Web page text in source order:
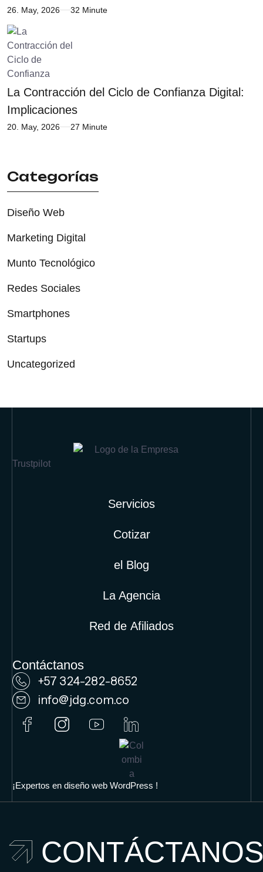
26. May, 2026 32 Minute
La Contracción del Ciclo de Confianza Digital:
Implicaciones
20. May, 2026 27 Minute
Categorías
Diseño Web
Marketing Digital
Munto Tecnológico
Redes Sociales
Smartphones
Startups
Uncategorized
Trustpilot
Servicios
Cotizar
el Blog
La Agencia
Red de Afiliados
Contáctanos
+57 324-282-8652
info@jdg.com.co
¡Expertos en diseño web WordPress !
CONTÁCTANOS